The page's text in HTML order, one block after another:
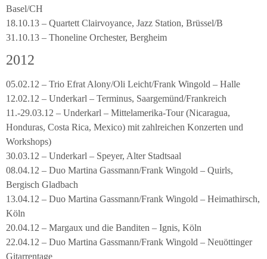
Basel/CH
18.10.13 – Quartett Clairvoyance, Jazz Station, Brüssel/B
31.10.13 – Thoneline Orchester, Bergheim
2012
05.02.12 – Trio Efrat Alony/Oli Leicht/Frank Wingold – Halle
12.02.12 – Underkarl – Terminus, Saargemünd/Frankreich
11.-29.03.12 – Underkarl – Mittelamerika-Tour (Nicaragua,
Honduras, Costa Rica, Mexico) mit zahlreichen Konzerten und
Workshops)
30.03.12 – Underkarl – Speyer, Alter Stadtsaal
08.04.12 – Duo Martina Gassmann/Frank Wingold – Quirls,
Bergisch Gladbach
13.04.12 – Duo Martina Gassmann/Frank Wingold – Heimathirsch,
Köln
20.04.12 – Margaux und die Banditen – Ignis, Köln
22.04.12 – Duo Martina Gassmann/Frank Wingold – Neuöttinger
Gitarrentage